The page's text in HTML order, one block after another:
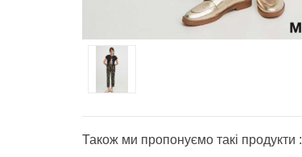
Також ми пропонуємо такі продукти :